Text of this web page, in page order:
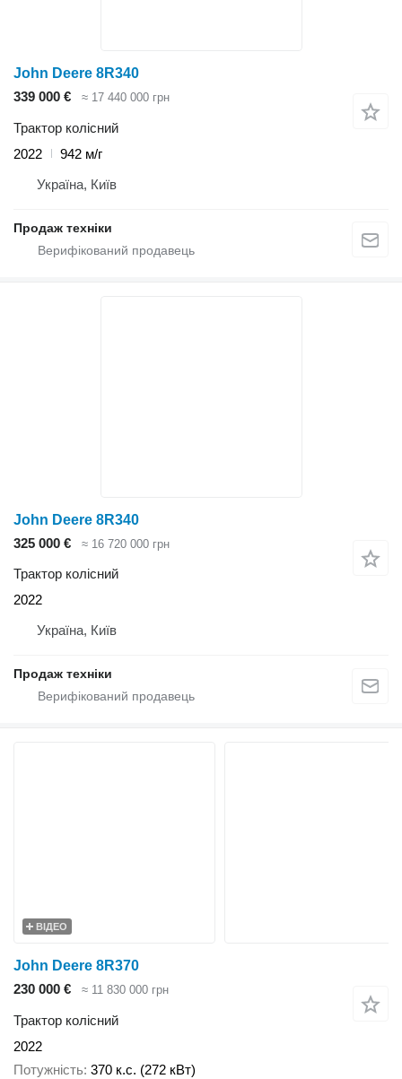
John Deere 8R340
339 000 €
≈ 17 440 000 грн
Трактор колісний
2022
942 м/г
Україна, Київ
Продаж техніки
John Deere 8R340
325 000 €
≈ 16 720 000 грн
Трактор колісний
2022
Україна, Київ
Продаж техніки
ВІДЕО
John Deere 8R370
230 000 €
≈ 11 830 000 грн
Трактор колісний
2022
Потужність 370 к.с. (272 кВт)